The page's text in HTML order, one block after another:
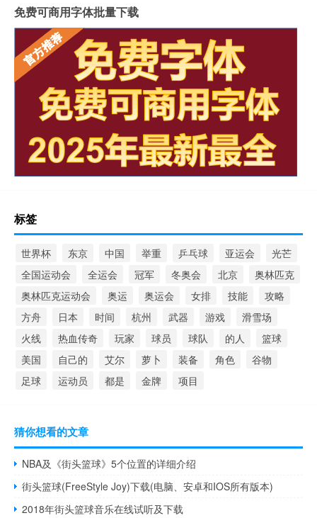
免费可商用字体批量下载
标签
世界杯 东京 中国 举重 乒乓球 亚运会
光芒
全国运动会
全运会 冠军 冬奥会 北京
奥林匹克
奥林匹克运动会
奥运 奥运会 女排 技能
攻略
方舟
日本 时间 杭州 武器 游戏
滑雪场
火线
热血传奇 玩家 球员 球队 的人
篮球
美国
自己的 艾尔 萝卜 装备 角色
谷物
足球
运动员 都是 金牌 项目
猜你想看的文章
NBA及《街头篮球》5个位置的详细介绍
街头篮球(FreeStyle Joy)下载(电脑、安卓和IOS所有版本)
2018年街头篮球音乐在线试听及下载